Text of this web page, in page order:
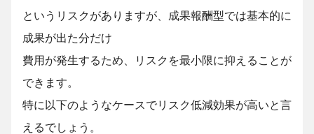
というリスクがありますが、成果報酬型では基本的に
成果が出た分だけ
費用が発生するため、リスクを最小限に抑えることが
できます。
特に以下のようなケースでリスク低減効果が高いと言
えるでしょう。